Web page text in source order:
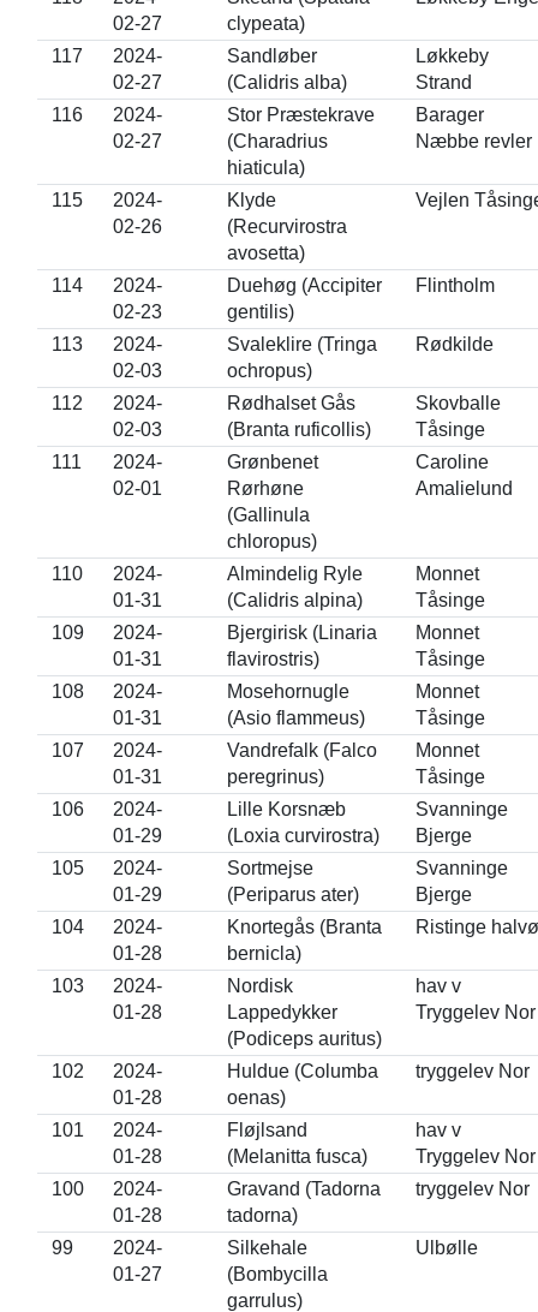
02-27
clypeata)
117
2024-
02-27
Sandløber
(Calidris alba)
Løkkeby
Strand
116
2024-
02-27
Stor Præstekrave
(Charadrius
hiaticula)
Barager
Næbbe revler
115
2024-
02-26
Klyde
(Recurvirostra
avosetta)
Vejlen
114
2024-
02-23
Duehøg (Accipiter
gentilis)
Flintholm
113
2024-
02-03
Svaleklire (Tringa
ochropus)
Rødkilde
112
2024-
02-03
Rødhalset Gås
(Branta ruficollis)
Skovballe
Tåsinge
111
2024-
02-01
Grønbenet
Rørhøne
(Gallinula
chloropus)
Caroline
Amalielund
110
2024-
01-31
Almindelig Ryle
(Calidris alpina)
Monnet
Tåsinge
109
2024-
01-31
Bjergirisk (Linaria
flavirostris)
Monnet
Tåsinge
108
2024-
01-31
Mosehornugle
(Asio flammeus)
Monnet
Tåsinge
107
2024-
01-31
Vandrefalk (Falco
peregrinus)
Monnet
Tåsinge
106
2024-
01-29
Lille Korsnæb
(Loxia curvirostra)
Svanninge
Bjerge
105
2024-
01-29
Sortmejse
(Periparus ater)
Svanninge
Bjerge
104
2024-
01-28
Knortegås (Branta
bernicla)
Ristinge halvø
103
2024-
01-28
Nordisk
Lappedykker
(Podiceps auritus)
hav v
Tryggelev Nor
102
2024-
01-28
Huldue (Columba
oenas)
tryggelev Nor
101
2024-
01-28
Fløjlsand
(Melanitta fusca)
hav v
Tryggelev Nor
100
2024-
01-28
Gravand (Tadorna
tadorna)
tryggelev Nor
99
2024-
01-27
Silkehale
(Bombycilla
garrulus)
Ulbølle